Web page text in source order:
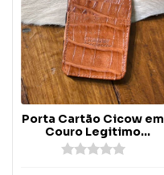
Porta Cartão Cicow em
Couro Legitimo
Gravado JCR